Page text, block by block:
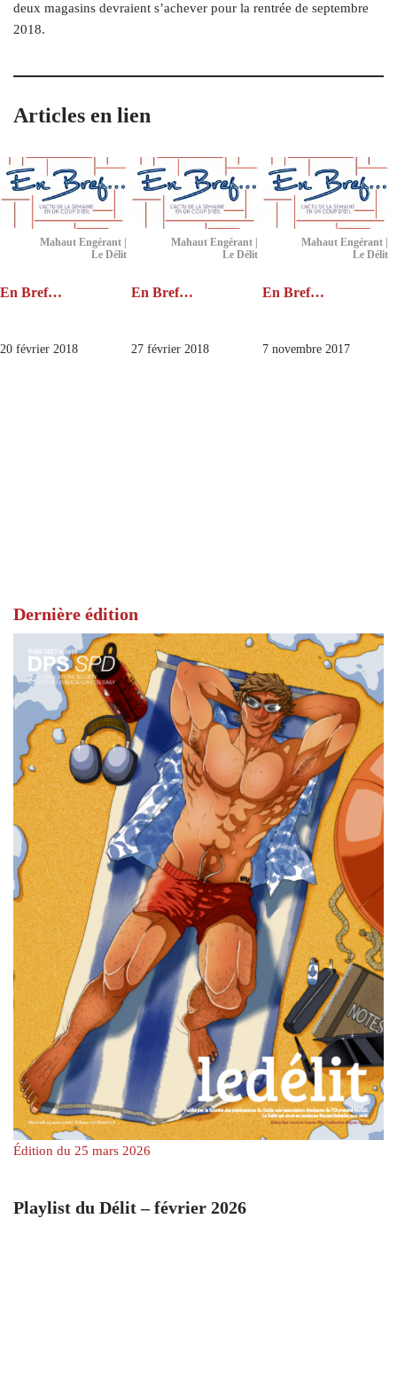
deux magasins devraient s’achever pour la rentrée de septembre
2018.
Articles en lien
Mahaut Engérant |
Le Délit
En Bref…
20 février 2018
Mahaut Engérant |
Le Délit
En Bref…
27 février 2018
Mahaut Engérant |
Le Délit
En Bref…
7 novembre 2017
Dernière édition
Édition du 25 mars 2026
Playlist du Délit – février 2026